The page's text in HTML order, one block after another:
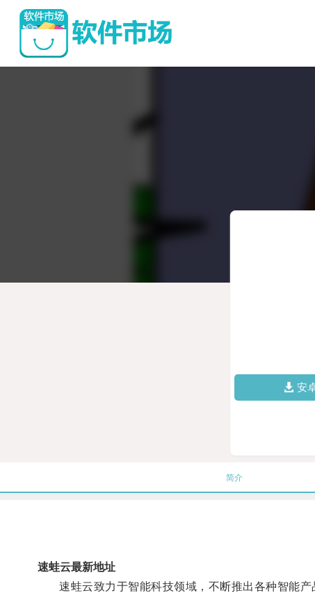
安
简介
速蛙云最新地址
速蛙云致力于智能科技领域，不断推出各种智能产